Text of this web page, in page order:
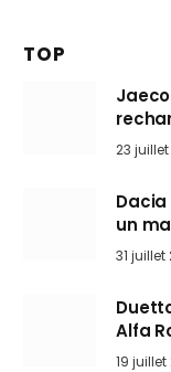
TOP
arrive
23
un
31 juillet
Alfa
l’art
19 juillet